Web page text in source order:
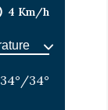
4 Km/h
34° /34°